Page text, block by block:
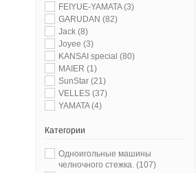
FEIYUE-YAMATA(3)
GARUDAN (82)
Jack (8)
Joyee (3)
KANSAI special (80)
MAIER (1)
SunStar (21)
VELLES (37)
YAMATA(4)
Категории
Одноигольные машины
челночного стежка. (107)